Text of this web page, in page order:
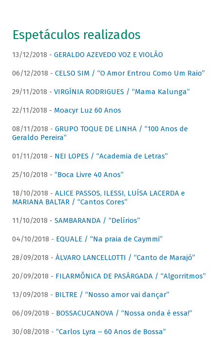
Espetáculos realizados
13/12/2018 - GERALDO AZEVEDO VOZ E VIOLÃO
06/12/2018 - CELSO SIM / “O Amor Entrou Como Um Raio”
29/11/2018 - VIRGÍNIA RODRIGUES / “Mama Kalunga”
22/11/2018 - Moacyr Luz 60 Anos
08/11/2018 - GRUPO TOQUE DE LINHA / “100 Anos de
Geraldo Pereira”
01/11/2018 - NEI LOPES / “Academia de Letras”
25/10/2018 - “Boca Livre 40 Anos”
18/10/2018 - ALICE PASSOS, ILESSI, LUÍSA LACERDA e
MARIANA BALTAR / “Cantos Cores”
11/10/2018 - SAMBARANDA / “Delírios”
04/10/2018 - EQUALE / “Na praia de Caymmi”
28/09/2018 - ÁLVARO LANCELLOTTI / “Canto de Marajó”
20/09/2018 - FILARMÔNICA DE PASÁRGADA / “Algorritmos”
13/09/2018 - BILTRE / “Nosso amor vai dançar”
06/09/2018 - BOSSACUCANOVA / “Nossa onda é essa!”
30/08/2018 - “Carlos Lyra – 60 Anos de Bossa”